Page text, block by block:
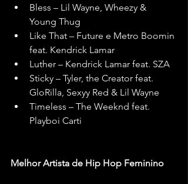
Bless – Lil Wayne, Wheezy &
Young Thug
Like That – Future e Metro Boomin
feat. Kendrick Lamar
Luther – Kendrick Lamar feat. SZA
Sticky – Tyler, the Creator feat.
GloRilla, Sexyy Red & Lil Wayne
Timeless – The Weeknd feat.
Playboi Carti
Melhor Artista de Hip Hop Feminino